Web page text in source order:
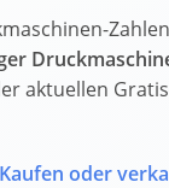
aktuellen
oder